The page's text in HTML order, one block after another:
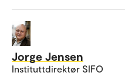
Jorge Jensen
Instituttdirektør SIFO